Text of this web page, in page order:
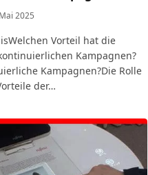
2025
Vorteil hat die
Kampagnen?
Kampagnen?Die Rolle
der…